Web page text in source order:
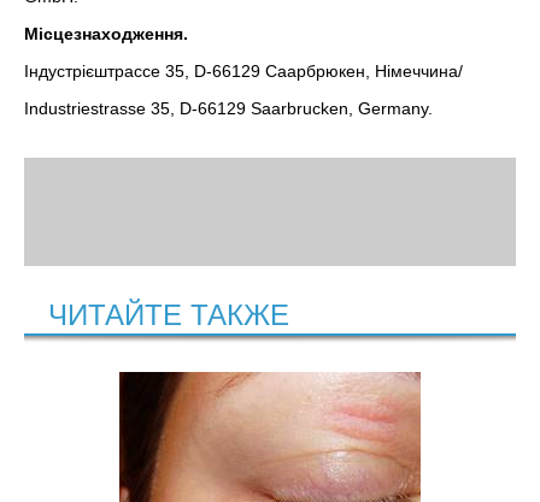
Місцезнаходження.
Індустрієштрассе 35, D-66129 Саарбрюкен, Німеччина/
Industriestrasse 35, D-66129 Saarbrucken, Germany.
ЧИТАЙТЕ ТАКЖЕ